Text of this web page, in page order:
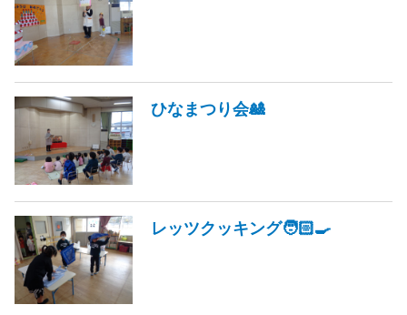
ひなまつり会🎎
レッツクッキング🧑🏻‍🍳